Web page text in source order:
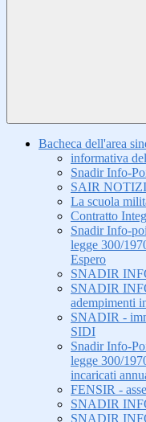
Bacheca dell'area
informativa
Snadir Info-
SAIR
La scuola
Contratto
Snadir Info-
legge 300/
Espero
SNADIR
SNADIR
adempimenti
SNADIR -
SIDI
Snadir Info-
legge 300/
incaricati
FENSIR -
SNADIR
SNADIR